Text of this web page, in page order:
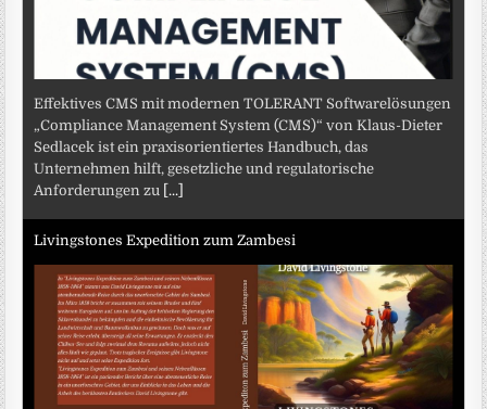
Effektives CMS mit modernen TOLERANT Softwarelösungen
„Compliance Management System (CMS)“ von Klaus-Dieter
Sedlacek ist ein praxisorientiertes Handbuch, das
Unternehmen hilft, gesetzliche und regulatorische
Anforderungen zu
[...]
Livingstones Expedition zum Zambesi